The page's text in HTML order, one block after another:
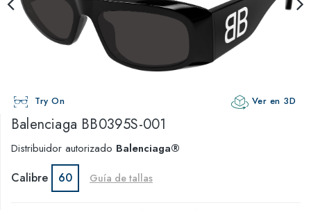
Try On Ver en 3D
Balenciaga BB0395S-001
Distribuidor autorizado Balenciaga®
Calibre 60 Guía de tallas